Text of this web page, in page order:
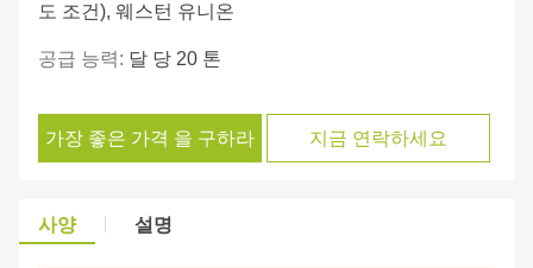
도 조건), 웨스턴 유니온
공급 능력: 달 당 20 톤
가장 좋은 가격 을 구하라 지금 연락하세요
사양 설명